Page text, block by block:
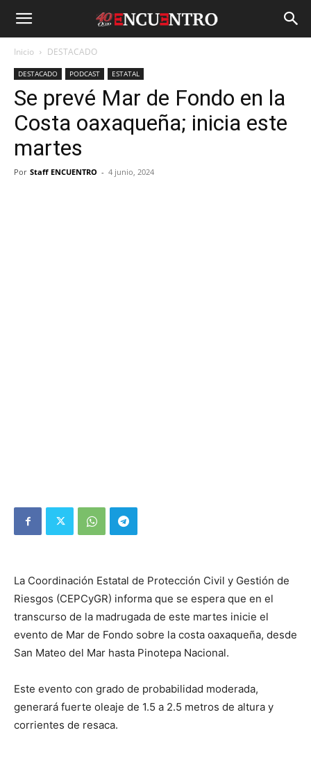
Inicio DESTACADO
DESTACADO PODCAST ESTATAL
Se prevé Mar de Fondo en la
Costa oaxaqueña; inicia este
martes
Por Staff ENCUENTRO - 4 junio, 2024
La Coordinación Estatal de Protección Civil y Gestión de
Riesgos (CEPCyGR) informa que se espera que en el
transcurso de la madrugada de este martes inicie el
evento de Mar de Fondo sobre la costa oaxaqueña, desde
San Mateo del Mar hasta Pinotepa Nacional.
Este evento con grado de probabilidad moderada,
generará fuerte oleaje de 1.5 a 2.5 metros de altura y
corrientes de resaca.